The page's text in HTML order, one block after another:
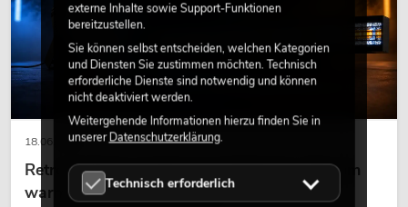
18.06.2026
Retro-Licht im modernen Lichtdesign: Warum
warmes Licht wieder wirkt
externe Inhalte sowie Support-Funktionen
bereitzustellen.
Sie können selbst entscheiden, welchen Kategorien
und Diensten Sie zustimmen möchten. Technisch
erforderliche Dienste sind notwendig und können
nicht deaktiviert werden.
Weitergehende Informationen hierzu finden Sie in
unsererDatenschutzerklärung.
Technisch erforderlich